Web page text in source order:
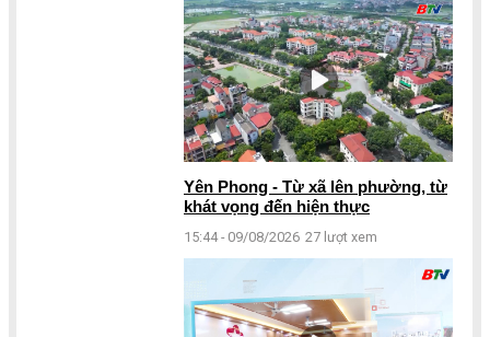
Yên Phong - Từ xã lên phường, từ
khát vọng đến hiện thực
15:44 - 09/08/2026 27 lượt xem